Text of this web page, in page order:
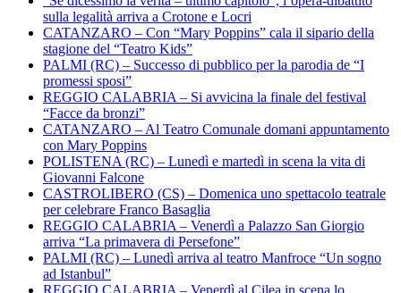
sulla legalità arriva a Crotone e Locri
CATANZARO – Con “Mary Poppins” cala il sipario della
stagione del “Teatro Kids”
PALMI (RC) – Successo di pubblico per la parodia de “I
promessi sposi”
REGGIO CALABRIA – Si avvicina la finale del festival
“Facce da bronzi”
CATANZARO – Al Teatro Comunale domani appuntamento
con Mary Poppins
POLISTENA (RC) – Lunedì e martedì in scena la vita di
Giovanni Falcone
CASTROLIBERO (CS) – Domenica uno spettacolo teatrale
per celebrare Franco Basaglia
REGGIO CALABRIA – Venerdì a Palazzo San Giorgio
arriva “La primavera di Persefone”
PALMI (RC) – Lunedì arriva al teatro Manfroce “Un sogno
ad Istanbul”